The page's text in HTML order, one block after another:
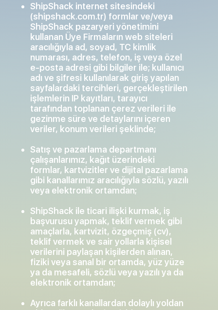
ShipShack internet sitesindeki
(shipshack.com.tr) formlar ve/veya
ShipShack pazaryeri yönetimini
kullanan Üye Firmaların web siteleri
aracılığıyla ad, soyad, TC kimlik
numarası, adres, telefon, iş veya özel
e-posta adresi gibi bilgiler ile; kullanıcı
adı ve şifresi kullanılarak giriş yapılan
sayfalardaki tercihleri, gerçekleştirilen
işlemlerin IP kayıtları, tarayıcı
tarafından toplanan çerez verileri ile
gezinme süre ve detaylarını içeren
veriler, konum verileri şeklinde;
Satış ve pazarlama departmanı
çalışanlarımız, kağıt üzerindeki
formlar, kartvizitler ve dijital pazarlama
gibi kanallarımız aracılığıyla sözlü, yazılı
veya elektronik ortamdan;
ShipShack ile ticari ilişki kurmak, iş
başvurusu yapmak, teklif vermek gibi
amaçlarla, kartvizit, özgeçmiş (cv),
teklif vermek ve sair yollarla kişisel
verilerini paylaşan kişilerden alınan,
fiziki veya sanal bir ortamda, yüz yüze
ya da mesafeli, sözlü veya yazılı ya da
elektronik ortamdan;
Ayrıca farklı kanallardan dolaylı yoldan